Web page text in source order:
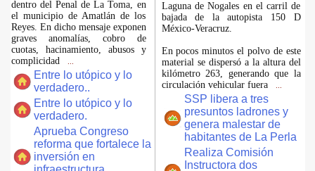
dentro del Penal de La Toma, en
el municipio de Amatlán de los
Reyes. En dicho mensaje exponen
graves anomalías, cobro de
cuotas, hacinamiento, abusos y
complicidad
Entre lo utópico y lo
verdadero..
Entre lo utópico y lo
verdadero.
Aprueba Congreso
reforma que fortalece la
inversión en
Laguna de Nogales en el carril de
bajada de la autopista 150 D
México-Veracruz.
En pocos minutos el polvo de este
material se dispersó a la altura del
kilómetro 263, generando que la
circulación vehicular fuera
SSP libera a tres
presuntos ladrones y
genera malestar de
habitantes de La Perla
Realiza Comisión
Instructora dos